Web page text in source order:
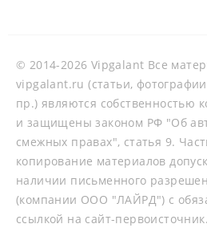
© 2014-2026 Vipgalant Все
vipgalant.ru (статьи,
пр.) являются
и защищены законом РФ "Об
смежных правах", статья 9.
копирование материалов
наличии письменного
(компании ООО "ЛАЙРД") с
ссылкой на сайт-